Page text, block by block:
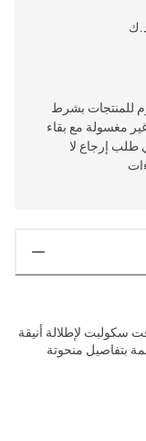
سهلة وسريعة خلال 30 يوم للمنتجات بشرط
مغسولة مع بقاء
طلب إرجاع لا
لإطلالة أنيقة
بتفاصيل منحوتة